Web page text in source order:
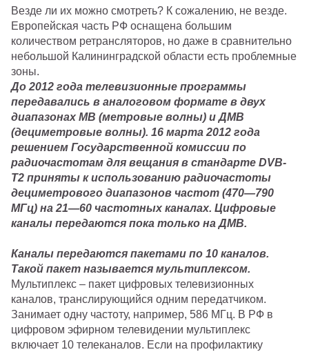
Везде ли их можно смотреть? К сожалению, не везде.
Европейская часть РФ оснащена большим
количеством ретрансляторов, но даже в сравнительно
небольшой Калининградской области есть проблемные
зоны.
До 2012 года телевизионные программы
передавались в аналоговом формате в двух
диапазонах МВ (метровые волны) и ДМВ
(дециметровые волны). 16 марта 2012 года
решением Государственной комиссии по
радиочастотам для вещания в стандарте DVB-
T2 приняты к использованию радиочастоты
дециметрового диапазонов частот (470—790
МГц) на 21—60 частотных каналах. Цифровые
каналы передаются пока только на ДМВ.
Каналы передаются пакетами по 10 каналов.
Такой пакет называется мультиплексом.
Мультиплекс – пакет цифровых телевизионных
каналов, транслирующийся одним передатчиком.
Занимает одну частоту, например, 586 МГц. В РФ в
цифровом эфирном телевидении мультиплекс
включает 10 телеканалов. Если на профилактику